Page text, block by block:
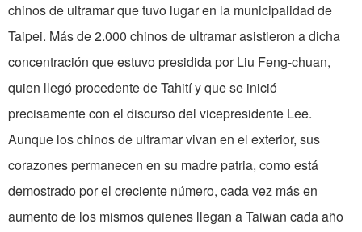
chinos de ultramar que tuvo lugar en la municipalidad de
Taipei. Más de 2.000 chinos de ultramar asistieron a dicha
concentración que estuvo presidida por Liu Feng-chuan,
quien llegó procedente de Tahití y que se inició
precisamente con el discurso del vicepresidente Lee.
Aunque los chinos de ultramar vivan en el exterior, sus
corazones permanecen en su madre patria, como está
demostrado por el creciente número, cada vez más en
aumento de los mismos quienes llegan a Taiwan cada año